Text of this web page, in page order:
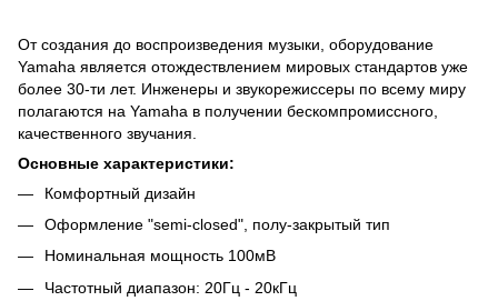
От создания до воспроизведения музыки, оборудование
Yamaha является отождествлением мировых стандартов уже
более 30-ти лет. Инженеры и звукорежиссеры по всему миру
полагаются на Yamaha в получении бескомпромиссного,
качественного звучания.
Основные характеристики:
Комфортный дизайн
Оформление "semi-closed", полу-закрытый тип
Номинальная мощность 100мВ
Частотный диапазон: 20Гц - 20кГц